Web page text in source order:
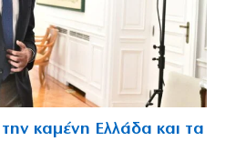
καμένη Ελλάδα και τα